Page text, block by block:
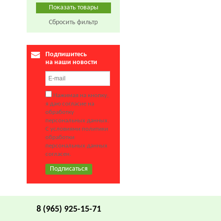
Сбросить фильтр
Подпишитесь
на наши новости
Нажимая на кнопку,
я даю согласие на
обработку
персональных данных.
С условиями политики
обработки
персональных данных
согласен.
8 (965) 925-15-71